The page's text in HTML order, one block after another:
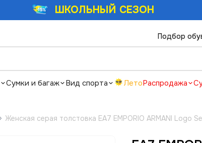
ШКОЛЬНЫЙ СЕЗОН
Подбор
Сумки и багаж Вид спорта ЛетоРаспродажа
Женская серая толстовка EA7 EMPORIO ARMANI Logo